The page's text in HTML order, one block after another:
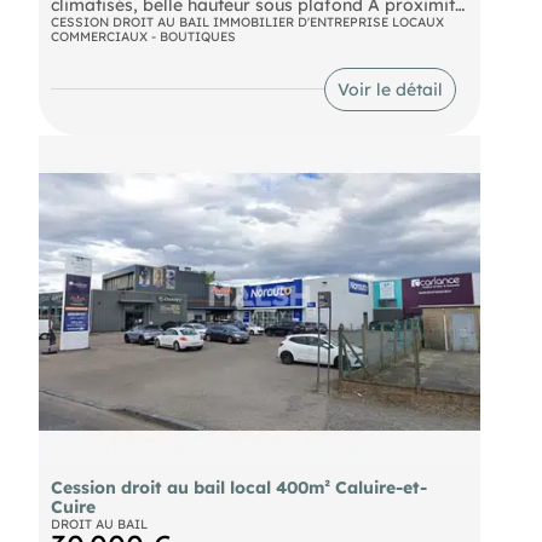
d'Auchan / Mc do, fort passage véhicule
Stationnement gratuit devant le commerce.
CESSION DROIT AU BAIL IMMOBILIER D'ENTREPRISE LOCAUX
COMMERCIAUX - BOUTIQUES
Voir le détail
Cession droit au bail local 400m² Caluire-et-
Cuire
DROIT AU BAIL